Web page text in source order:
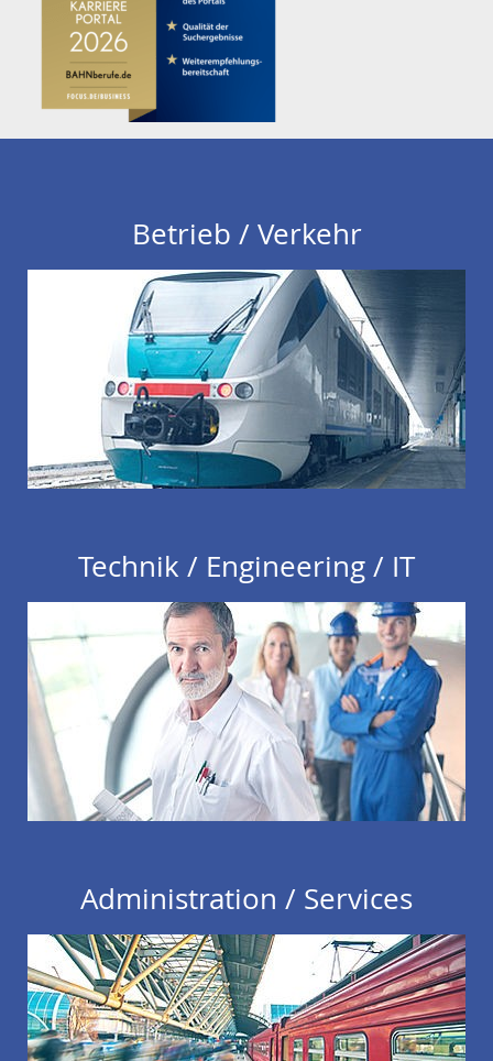
Betrieb / Verkehr
Technik / Engineering / IT
Administration / Services